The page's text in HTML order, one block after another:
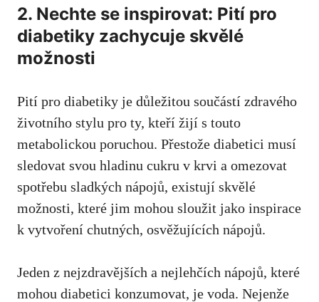
2. ‌Nechte‌ se ‌inspirovat: Pití ​pro
diabetiky zachycuje skvělé⁤
možnosti
Pití pro diabetiky je důležitou součástí ​zdravého
životního stylu pro ty, ⁢kteří žijí ‌s touto‌
metabolickou ‍poruchou.​ Přestože diabetici musí
sledovat‌ svou hladinu cukru v krvi a omezovat
spotřebu sladkých⁤ nápojů, existují​ skvělé
možnosti, které⁤ jim‌ mohou sloužit jako inspirace
k‍ vytvoření chutných,⁤ osvěžujících nápojů.
Jeden z nejzdravějších⁢ a nejlehčích nápojů,‌ které
mohou diabetici konzumovat, ‍je voda. ⁢Nejenže